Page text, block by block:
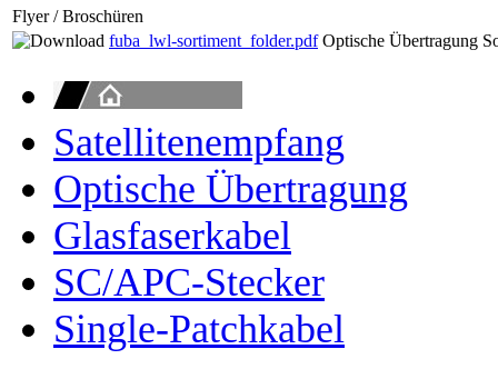
Flyer / Broschüren
fuba_lwl-sortiment_folder.pdf Optische Übertragung
Satellitenempfang
Optische Übertragung
Glasfaserkabel
SC/APC-Stecker
Single-Patchkabel